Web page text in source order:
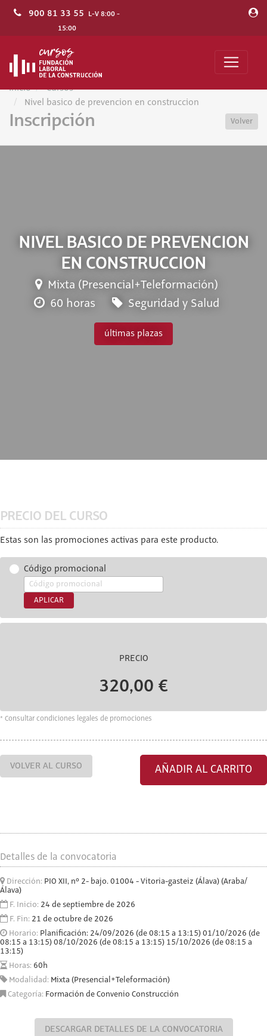
900 81 33 55 L-V 8:00 -
15:00
Inicio
Cursos
Nivel basico de prevencion en construccion
Inscripción Volver
NIVEL BASICO DE PREVENCION
EN CONSTRUCCION
Mixta (Presencial+Teleformación)
60 horas
Seguridad y Salud
últimas plazas
PRECIO DEL CURSO
Estas son las promociones activas para este producto.
Código promocional
APLICAR
PRECIO
320,00 €
* Consultar condiciones legales de promociones
VOLVER AL CURSO AÑADIR AL CARRITO
Detalles de la convocatoria
Dirección: PIO XII, nº 2- bajo. 01004 - Vitoria-gasteiz (Álava) (Araba/
Álava)
F. Inicio: 24 de septiembre de 2026
F. Fin: 21 de octubre de 2026
Horario: Planificación: 24/09/2026 (de 08:15 a 13:15) 01/10/2026 (de
08:15 a 13:15) 08/10/2026 (de 08:15 a 13:15) 15/10/2026 (de 08:15 a
13:15)
Horas: 60h
Modalidad: Mixta (Presencial+Teleformación)
Categoría: Formación de Convenio Construcción
DESCARGAR DETALLES DE LA CONVOCATORIA